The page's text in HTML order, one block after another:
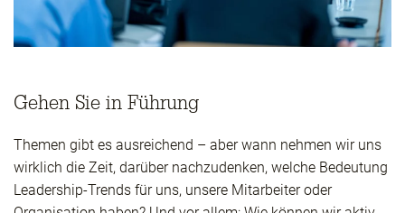
Gehen Sie in Führung
Themen gibt es ausreichend – aber wann nehmen wir uns
wirklich die Zeit, darüber nachzudenken, welche Bedeutung
Leadership-Trends für uns, unsere Mitarbeiter oder